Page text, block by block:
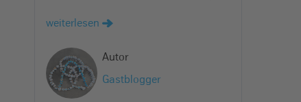
weiterlesen
Autor
Gastblogger